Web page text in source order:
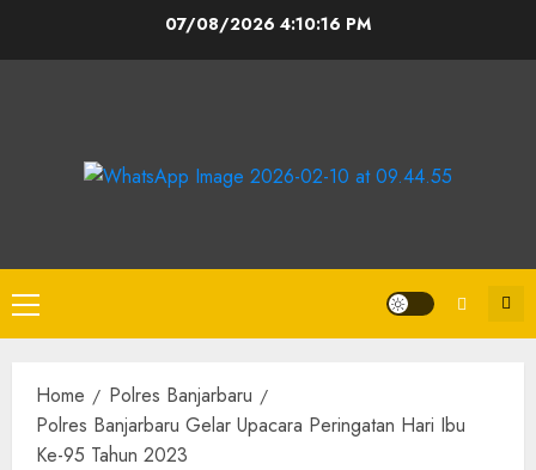
07/08/2026 4:10:16 PM
Home
Polres Banjarbaru
Polres Banjarbaru Gelar Upacara Peringatan Hari Ibu
Ke-95 Tahun 2023